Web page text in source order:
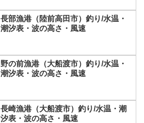
長部漁港（陸前高田市）釣り/水温・
潮汐表・波の高さ・風速
野の前漁港（大船渡市）釣り/水温・
潮汐表・波の高さ・風速
長崎漁港（大船渡市）釣り/水温・潮
汐表・波の高さ・風速